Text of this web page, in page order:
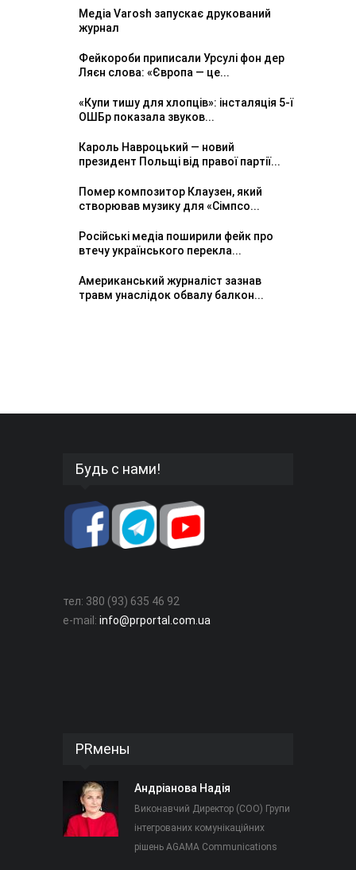
Медіа Varosh запускає друкований
журнал
Фейкороби приписали Урсулі фон дер
Ляєн слова: «Європа — це...
«Купи тишу для хлопців»: інсталяція 5-ї
ОШБр показала звуков...
Кароль Навроцький — новий
президент Польщі від правої партії...
Помер композитор Клаузен, який
створював музику для «Сімпсо...
Російські медіа поширили фейк про
втечу українського перекла...
Американський журналіст зазнав
травм унаслідок обвалу балкон...
Будь с нами!
тел: 380 (93) 635 46 92
e-mail: info@prportal.com.ua
PRмены
Андріанова Надія
Виконавчий Директор (COO) Групи
інтегрованих комунікаційних
рішень AGAMA Communications